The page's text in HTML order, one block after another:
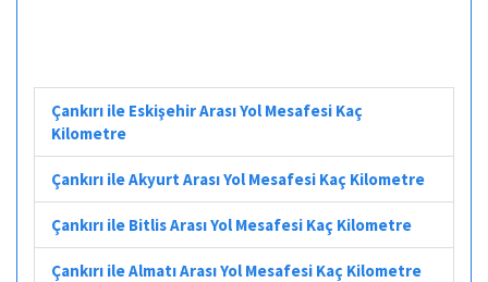
Çankırı ile Eskişehir Arası Yol Mesafesi Kaç
Kilometre
Çankırı ile Akyurt Arası Yol Mesafesi Kaç Kilometre
Çankırı ile Bitlis Arası Yol Mesafesi Kaç Kilometre
Çankırı ile Almatı Arası Yol Mesafesi Kaç Kilometre